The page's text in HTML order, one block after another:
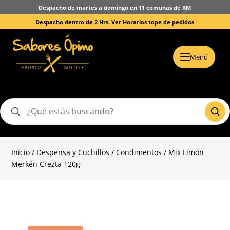
Despacho de martes a domingo en 11 comunas de RM
Despacho dentro de 2 Hrs.Ver Horarios tope de pedidos
Menú
Buscar
Inicio / Despensa y Cuchillos /Condimentos / Mix Limón
Merkén Crezta 120g